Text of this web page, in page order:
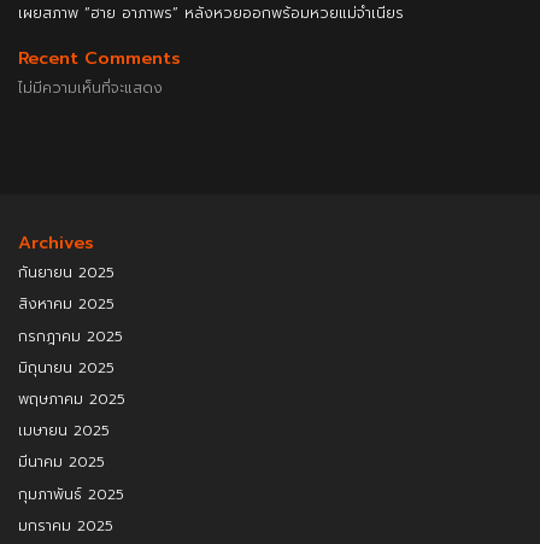
เผยสภาพ “ฮาย อาภาพร” หลังหวยออกพร้อมหวยแม่จำเนียร
Recent Comments
ไม่มีความเห็นที่จะแสดง
Archives
กันยายน 2025
สิงหาคม 2025
กรกฎาคม 2025
มิถุนายน 2025
พฤษภาคม 2025
เมษายน 2025
มีนาคม 2025
กุมภาพันธ์ 2025
มกราคม 2025